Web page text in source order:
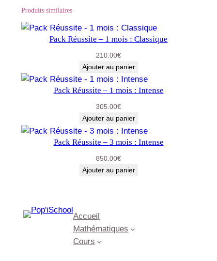
Produits similaires
Pack Réussite – 1 mois : Classique
210.00€
Ajouter au panier
Pack Réussite – 1 mois : Intense
305.00€
Ajouter au panier
Pack Réussite – 3 mois : Intense
850.00€
Ajouter au panier
Accueil
Mathématiques
Cours